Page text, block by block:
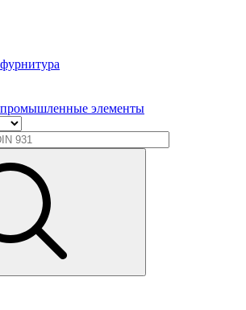
элементы